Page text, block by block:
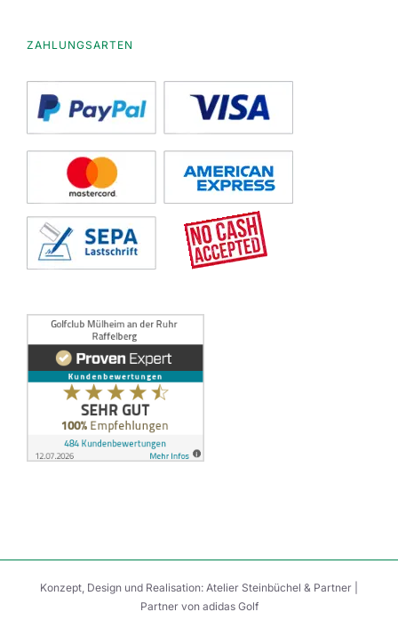
ZAHLUNGSARTEN
Konzept, Design und Realisation: Atelier Steinbüchel & Partner
Partner von adidas Golf